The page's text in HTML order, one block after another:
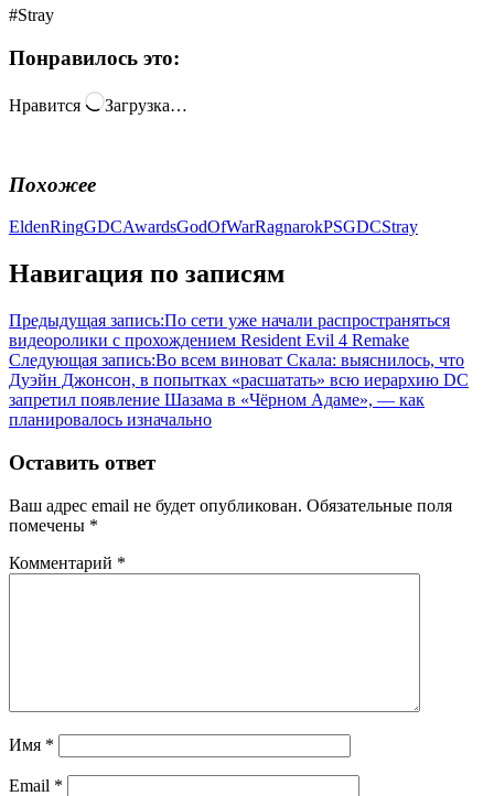
#Stray
Понравилось это:
Нравится Загрузка…
Похожее
EldenRingGDCAwardsGodOfWarRagnarokPSGDCStray
Навигация по записям
Предыдущая запись:По сети уже начали распространяться
видеоролики с прохождением Resident Evil 4 Remake
Следующая запись:Во всем виноват Скала: выяснилось, что
Дуэйн Джонсон, в попытках «расшатать» всю иерархию DC
запретил появление Шазама в «Чёрном Адаме», — как
планировалось изначально
Оставить ответ
Ваш адрес email не будет опубликован. Обязательные поля
помечены *
Комментарий *
Имя *
Email *